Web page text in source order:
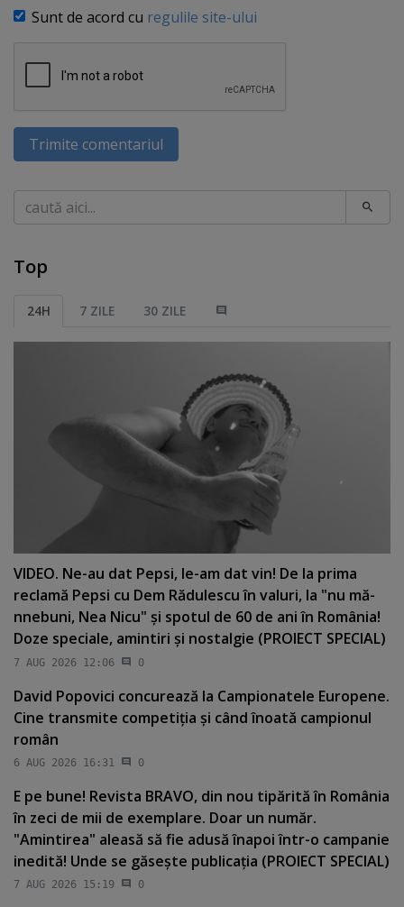
Sunt de acord cu regulile site-ului
Trimite comentariul
Caută
Top
24H 7 ZILE 30 ZILE
VIDEO. Ne-au dat Pepsi, le-am dat vin! De la prima
reclamă Pepsi cu Dem Rădulescu în valuri, la "nu mă-
nnebuni, Nea Nicu" şi spotul de 60 de ani în România!
Doze speciale, amintiri şi nostalgie (PROIECT SPECIAL)
7 AUG 2026 12:06 0
David Popovici concurează la Campionatele Europene.
Cine transmite competiţia şi când înoată campionul
român
6 AUG 2026 16:31 0
E pe bune! Revista BRAVO, din nou tipărită în România
în zeci de mii de exemplare. Doar un număr.
"Amintirea" aleasă să fie adusă înapoi într-o campanie
inedită! Unde se găseşte publicaţia (PROIECT SPECIAL)
7 AUG 2026 15:19 0